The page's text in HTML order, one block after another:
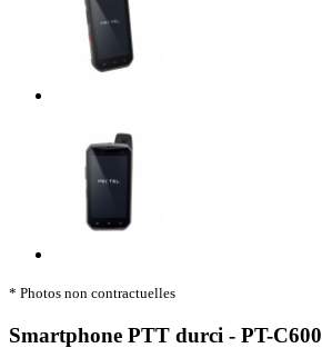
* Photos non contractuelles
Smartphone PTT durci - PT-C600